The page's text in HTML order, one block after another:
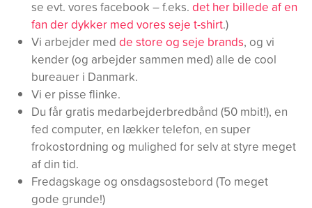
se evt. vores facebook – f.eks. det her billede af en
fan der dykker med vores seje t-shirt.)
Vi arbejder med de store og seje brands, og vi
kender (og arbejder sammen med) alle de cool
bureauer i Danmark.
Vi er pisse flinke.
Du får gratis medarbejderbredbånd (50 mbit!), en
fed computer, en lækker telefon, en super
frokostordning og mulighed for selv at styre meget
af din tid.
Fredagskage og onsdagsostebord (To meget
gode grunde!)